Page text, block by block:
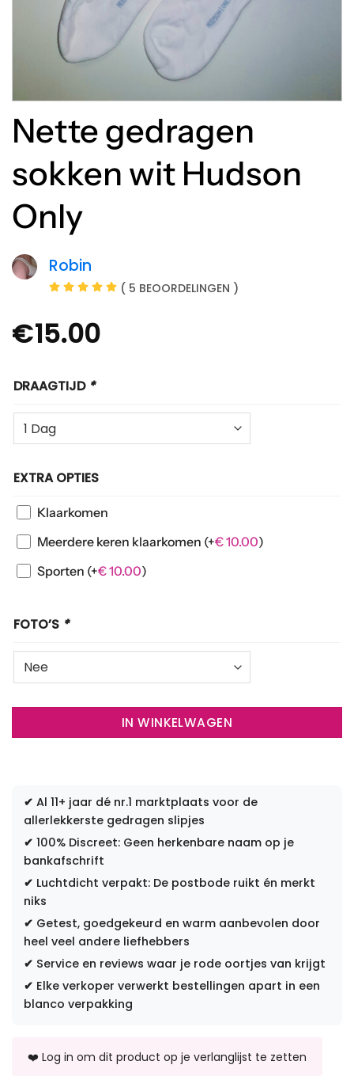
Nette gedragen
sokken wit Hudson
Only
Robin
( 5 BEOORDELINGEN )
€15.00
DRAAGTIJD *
EXTRA OPTIES
Klaarkomen
Meerdere keren klaarkomen (+€10.00)
Sporten (+€10.00)
FOTO’S *
IN WINKELWAGEN
✔ Al 11+ jaar dé nr.1 marktplaats voor de
allerlekkerste gedragen slipjes
✔ 100% Discreet: Geen herkenbare naam op je
bankafschrift
✔ Luchtdicht verpakt: De postbode ruikt én merkt
niks
✔ Getest, goedgekeurd en warm aanbevolen door
heel veel andere liefhebbers
✔ Service en reviews waar je rode oortjes van krijgt
✔ Elke verkoper verwerkt bestellingen apart in een
blanco verpakking